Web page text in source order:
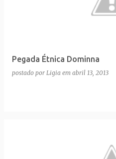
Pegada Étnica Dominna
postado por Ligia em abril 13, 2013